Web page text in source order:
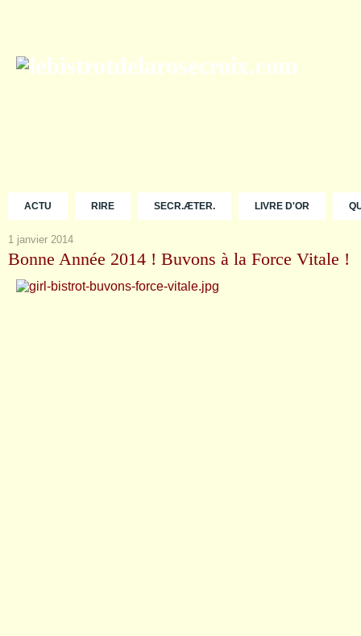
ACTU RIRE SECR.ÆTER. LIVRE D'OR
1 janvier 2014
Bonne Année 2014 ! Buvons à la Force Vitale !